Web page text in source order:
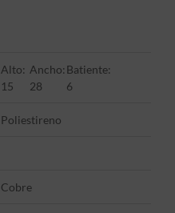
Alto:
15
Ancho:
28
Batiente:
6
Poliestireno
Cobre